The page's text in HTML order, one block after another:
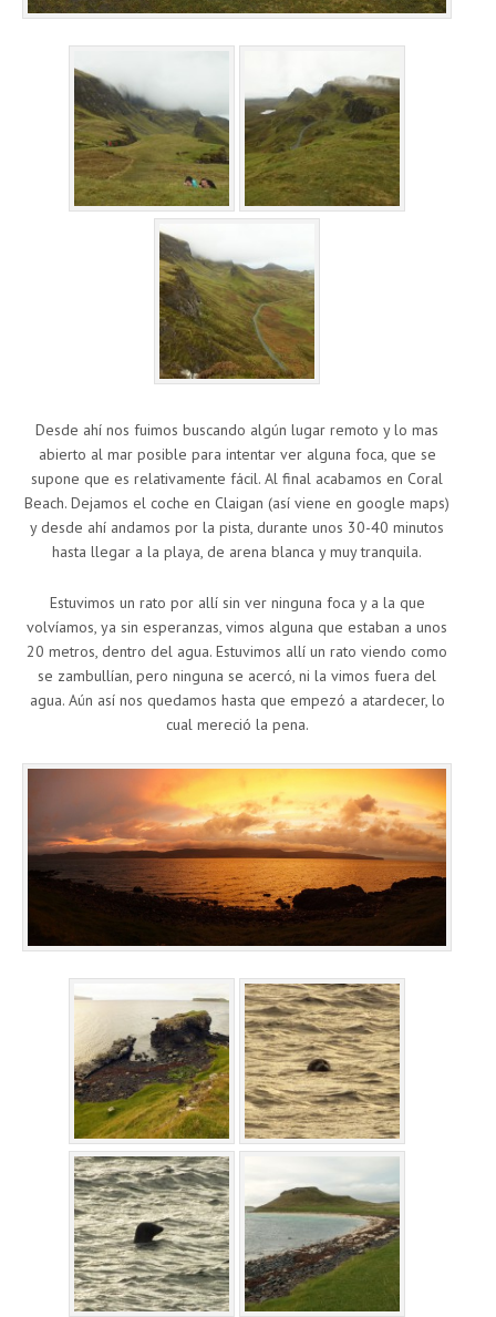
Desde ahí nos fuimos buscando algún lugar remoto y lo mas
abierto al mar posible para intentar ver alguna foca, que se
supone que es relativamente fácil. Al final acabamos en Coral
Beach. Dejamos el coche en Claigan (así viene en google maps)
y desde ahí andamos por la pista, durante unos 30-40 minutos
hasta llegar a la playa, de arena blanca y muy tranquila.
Estuvimos un rato por allí sin ver ninguna foca y a la que
volvíamos, ya sin esperanzas, vimos alguna que estaban a unos
20 metros, dentro del agua. Estuvimos allí un rato viendo como
se zambullían, pero ninguna se acercó, ni la vimos fuera del
agua. Aún así nos quedamos hasta que empezó a atardecer, lo
cual mereció la pena.